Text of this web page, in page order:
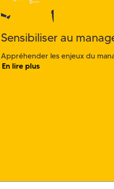
Sensibiliser au
Appréhender les enjeux du
En lire plus